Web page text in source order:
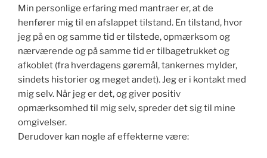
Min personlige erfaring med mantraer er, at de
henfører mig til en afslappet tilstand. En tilstand, hvor
jeg på en og samme tid er tilstede, opmærksom og
nærværende og på samme tid er tilbagetrukket og
afkoblet (fra hverdagens gøremål, tankernes mylder,
sindets historier og meget andet). Jeg er i kontakt med
mig selv. Når jeg er det, og giver positiv
opmærksomhed til mig selv, spreder det sig til mine
omgivelser.
Derudover kan nogle af effekterne være: